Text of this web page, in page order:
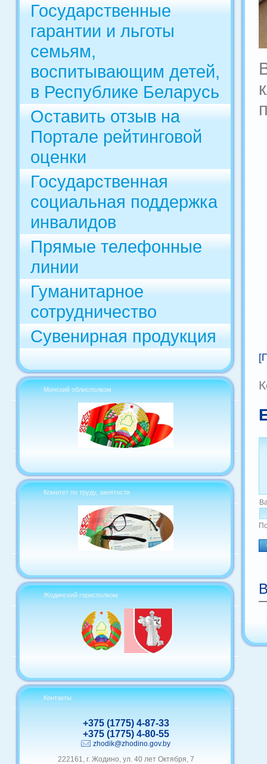
Государственные
гарантии и льготы
семьям,
воспитывающим детей,
в Республике Беларусь
Оставить отзыв на
Портале рейтинговой
оценки
Государственная
социальная поддержка
инвалидов
Прямые телефонные
линии
Гуманитарное
сотрудничество
Сувенирная продукция
Минский облисполком
Комитет по труду, занятости
Жодинский горисполком
Контакты
+375 (1775) 4-87-33
+375 (1775) 4-80-55
zhodik@zhodino.gov.by
222161, г. Жодино, ул. 40 лет Октября, 7